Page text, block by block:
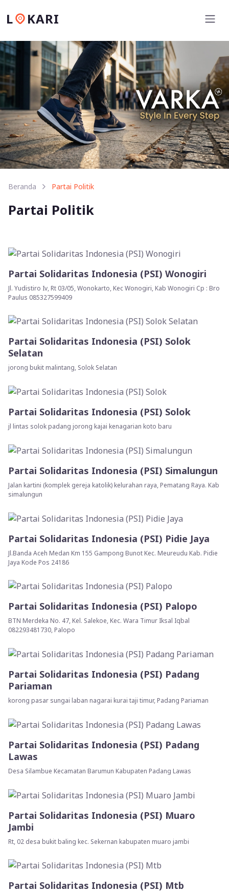
L KARI
Beranda Partai Politik
Partai Politik
Partai Solidaritas Indonesia (PSI) Wonogiri
Jl. Yudistiro Iv, Rt 03/05, Wonokarto, Kec Wonogiri, Kab Wonogiri Cp : Bro
Paulus 085327599409
Partai Solidaritas Indonesia (PSI) Solok
Selatan
jorong bukit malintang, Solok Selatan
Partai Solidaritas Indonesia (PSI) Solok
jl lintas solok padang jorong kajai kenagarian koto baru
Partai Solidaritas Indonesia (PSI) Simalungun
Jalan kartini (komplek gereja katolik) kelurahan raya, Pematang Raya. Kab
simalungun
Partai Solidaritas Indonesia (PSI) Pidie Jaya
Jl.Banda Aceh Medan Km 155 Gampong Bunot Kec. Meureudu Kab. Pidie
Jaya Kode Pos 24186
Partai Solidaritas Indonesia (PSI) Palopo
BTN Merdeka No. 47, Kel. Salekoe, Kec. Wara Timur Iksal Iqbal
082293481730, Palopo
Partai Solidaritas Indonesia (PSI) Padang
Pariaman
korong pasar sungai laban nagarai kurai taji timur, Padang Pariaman
Partai Solidaritas Indonesia (PSI) Padang
Lawas
Desa Silambue Kecamatan Barumun Kabupaten Padang Lawas
Partai Solidaritas Indonesia (PSI) Muaro
Jambi
Rt, 02 desa bukit baling kec. Sekernan kabupaten muaro jambi
Partai Solidaritas Indonesia (PSI) Mtb